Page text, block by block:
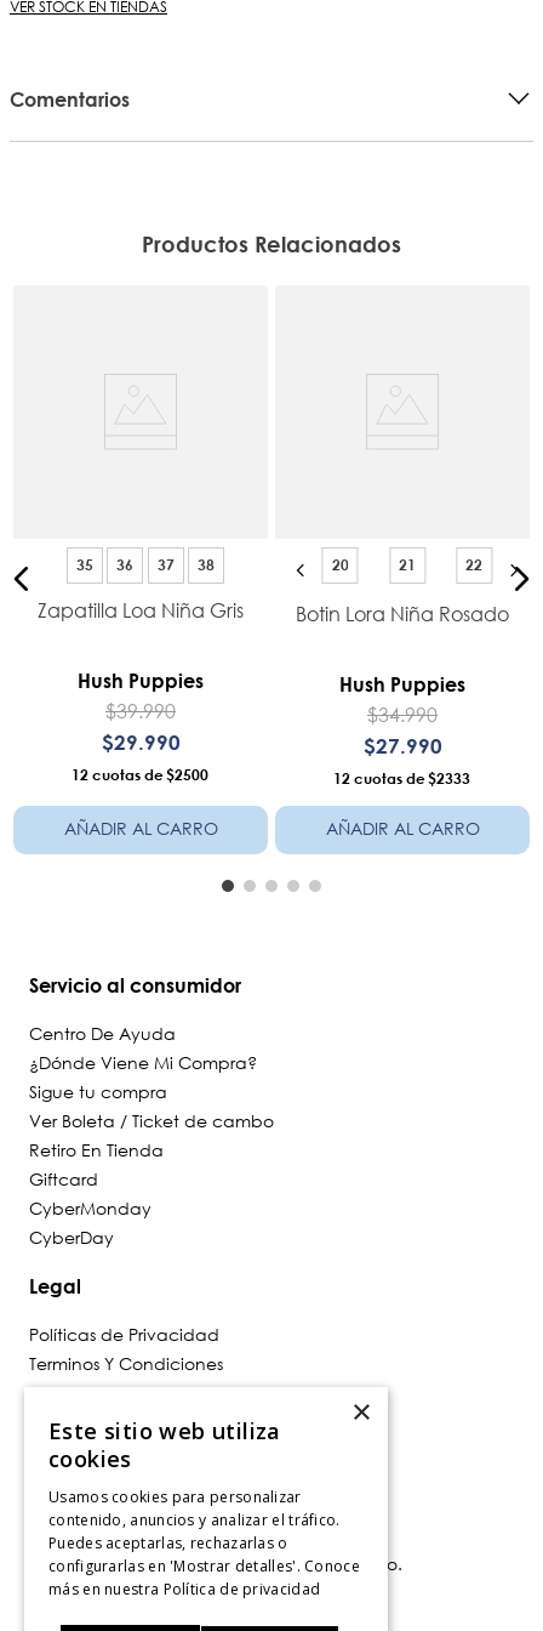
VER STOCK EN TIENDAS
Comentarios
Productos Relacionados
35 36 37 38
Zapatilla Loa Niña Gris
Hush Puppies
$39.990
$29.990
12 $2500
AÑADIR AL CARRO
20 21 22
Botin Lora Niña Rosado
Hush Puppies
$34.990
$27.990
12 $2333
AÑADIR AL CARRO
Contáctanos
Av. Las Condes 11281, Las Condes, Santiago.
Santiago, Chile
Servicio al consumidor
Centro De Ayuda
¿Dónde Viene Mi Compra?
Sigue tu compra
Ver Boleta / Ticket de cambo
Retiro En Tienda
Giftcard
CyberMonday
CyberDay
Legal
Políticas de Privacidad
Terminos Y Condiciones
Políticas De Despacho
Cambios, Retracto Y Garantía
Política de Privacidad de Marketing
×
Este sitio web utiliza
cookies
Usamos cookies para personalizar
contenido, anuncios y analizar el tráfico.
Puedes aceptarlas, rechazarlas o
configurarlas en 'Mostrar detalles'. Conoce
más en nuestra Política de privacidad